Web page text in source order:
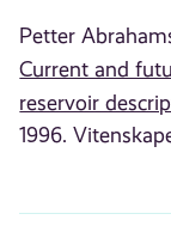
Petter
Current and
reservoir
1996.